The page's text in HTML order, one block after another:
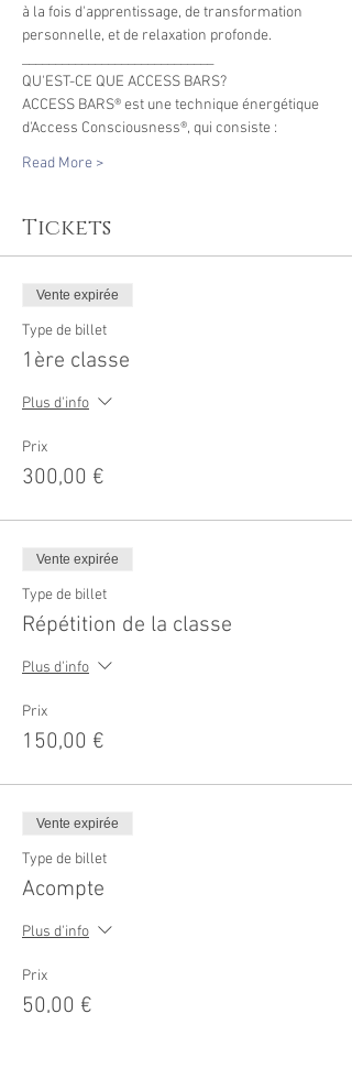
à la fois d'apprentissage, de transformation
personnelle, et de relaxation profonde.
QU'EST-CE QUE ACCESS BARS?
ACCESS BARS® est une technique énergétique
d'Access Consciousness®, qui consiste :
Read More >
Tickets
Vente expirée
Type de billet
1ère classe
Plus d'info
Prix
300,00 €
Vente expirée
Type de billet
Répétition de la classe
Plus d'info
Prix
150,00 €
Vente expirée
Type de billet
Acompte
Plus d'info
Prix
50,00 €